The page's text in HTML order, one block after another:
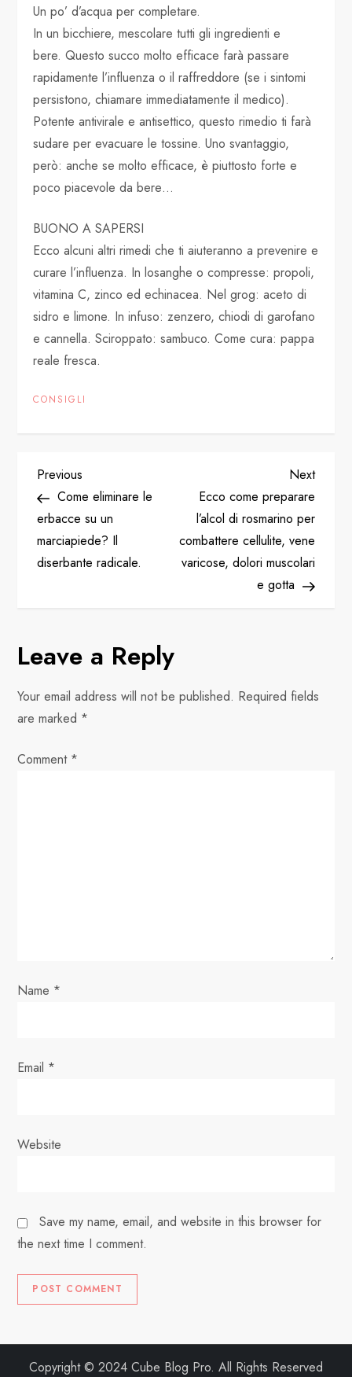
Un po’ d’acqua per completare.
In un bicchiere, mescolare tutti gli ingredienti e
bere. Questo succo molto efficace farà passare
rapidamente l’influenza o il raffreddore (se i sintomi
persistono, chiamare immediatamente il medico).
Potente antivirale e antisettico, questo rimedio ti farà
sudare per evacuare le tossine. Uno svantaggio,
però: anche se molto efficace, è piuttosto forte e
poco piacevole da bere…
BUONO A SAPERSI
Ecco alcuni altri rimedi che ti aiuteranno a prevenire e
curare l’influenza. In losanghe o compresse: propoli,
vitamina C, zinco ed echinacea. Nel grog: aceto di
sidro e limone. In infuso: zenzero, chiodi di garofano
e cannella. Sciroppato: sambuco. Come cura: pappa
reale fresca.
CONSIGLI
P
o
s
a
v
Previous
Post
Previous
Come eliminare le
erbacce su un
marciapiede? Il
diserbante radicale.
Next
Post
Next
Ecco come preparare
l’alcol di rosmarino per
combattere cellulite, vene
varicose, dolori muscolari
e gotta
Leave a Reply
Your email address will not be published. Required fields
are marked *
Comment *
Name *
Email *
Website
Save my name, email, and website in this browser for
the next time I comment.
Copyright © 2024 Cube Blog Pro. All Rights Reserved